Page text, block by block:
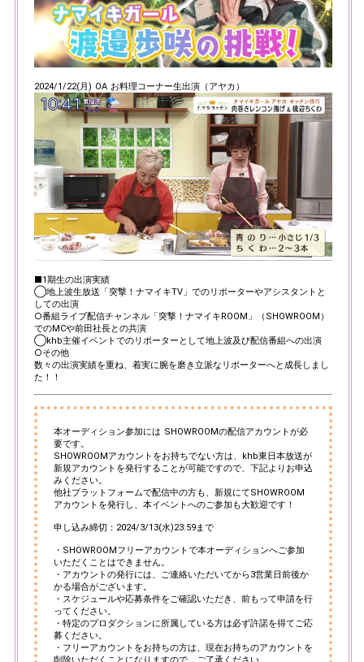
2024/1/22(月) OA お料理コーナー生出演（アヤカ）
■1期生の出演実績
◯地上波生放送「突撃！ナマイキTV」でのリポーターやアシスタントと
しての出演
○番組ライブ配信チャンネル「突撃！ナマイキROOM」（SHOWROOM）
でのMCや前田社長との共演
◯khb主催イベントでのリポーターとして地上波及び配信番組への出演
○その他
数々の出演実績を重ね、着実に腕を磨き立派なリポーターへと成長しまし
た！！
本オーディション参加には SHOWROOMの配信アカウントが必
要です。
SHOWROOMアカウントをお持ちでない方は、khb東日本放送が
新規アカウントを発行することが可能ですので、下記よりお申込
みください。
他社プラットフォームで配信中の方も、新規にてSHOWROOM
アカウントを発行し、本イベントへのご参加も大歓迎です！
申し込み締切：2024/3/13(水)23:59まで
・SHOWROOMフリーアカウントで本オーディションへご参加
いただくことはできません。
・アカウントの発行には、ご連絡いただいてから3営業日前後か
かる場合がございます。
・スケジュールや応募条件をご確認いただき、前もって申請を行
ってください。
・特定のプロダクションに所属している方は必ず許諾を得てご応
募ください。
・フリーアカウントをお持ちの方は、現在お持ちのアカウントを